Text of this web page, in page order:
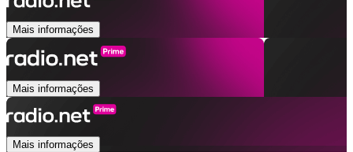
Mais informações
Mais informações
Mais informações